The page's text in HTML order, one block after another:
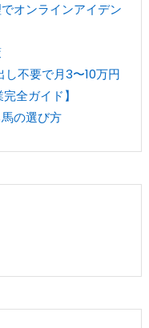
オンラインアイデン
し不要で月3〜10万円
全ガイド】
の選び方